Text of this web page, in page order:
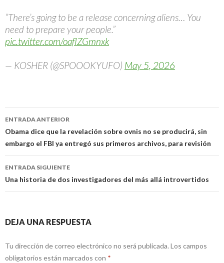
“There’s going to be a release concerning aliens… You
need to prepare your people.”
pic.twitter.com/oaflZGmnxk
— KOSHER (@SPOOOKYUFO) May 5, 2026
Navegación
de
entradas
ENTRADA ANTERIOR
Obama dice que la revelación sobre ovnis no se producirá, sin
embargo el FBI ya entregó sus primeros archivos, para revisión
ENTRADA SIGUIENTE
Una historia de dos investigadores del más allá introvertidos
DEJA UNA RESPUESTA
Tu dirección de correo electrónico no será publicada. Los campos
obligatorios están marcados con *